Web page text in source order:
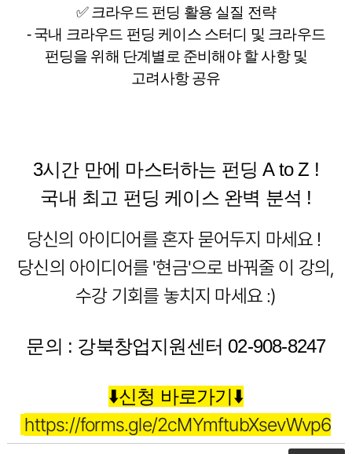
✅ 크라우드 펀딩 활용 실질 전략
- 국내 크라우드 펀딩 케이스 스터디 및 크라우드
펀딩을 위해 단계별로 준비해야 할 사항 및
고려사항 공유
3시간 만에 마스터하는 펀딩 A to Z !
국내 최고 펀딩 케이스 완벽 분석 !
당신의 아이디어를 혼자 묻어두지 마세요 !
당신의 아이디어를 '현금'으로 바꿔줄 이 강의,
수강 기회를 놓치지 마세요 :)
문의 : 강북창업지원센터 02-908-8247
⬇️신청 바로가기⬇️
https://forms.gle/2cMYmftubXsevWvp6